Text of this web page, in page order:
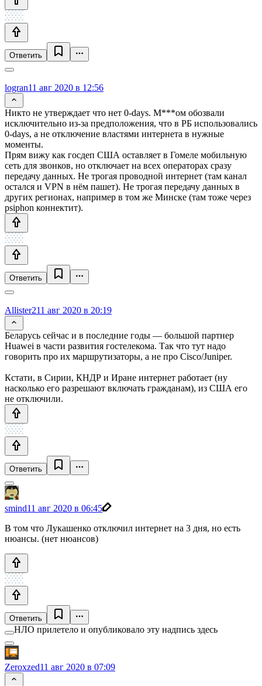
Ответить
logran11 авг 2020 в 12:56
Никто не утверждает что нет 0-days. М***ом обозвали
исключительно из-за предположения, что в РБ использовались
0-days, а не отключение властями интернета в нужные
моменты.
Прям вижу как госдеп США оставляет в Гомеле мобильную
сеть для звонков, но отключает на всех операторах сразу
передачу данных. Не трогая проводной интернет (там канал
остался и VPN в нём пашет). Не трогая передачу данных в
других регионах, например в том же Минске (там тоже через
psiphon коннектит).
Ответить
Allister211 авг 2020 в 20:19
Беларусь сейчас и в последние годы — большой партнер
Huawei в части развития гостелекома. Так что тут надо
говорить про их маршрутизаторы, а не про Cisco/Juniper.
Кстати, в Сирии, КНДР и Иране интернет работает (ну
насколько его разрешают включать гражданам), из США его
не отключили.
Ответить
smind11 авг 2020 в 06:45
В том что Лукашенко отключил интернет на 3 дня, но есть
нюансы. (нет нюансов)
Ответить
НЛО прилетело и опубликовало эту надпись здесь
Zeroxzed11 авг 2020 в 07:09